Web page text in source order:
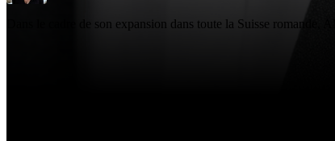
Dans le cadre de son expansion dans toute la Suisse